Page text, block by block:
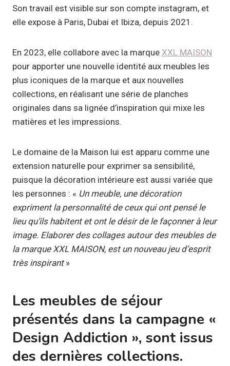
Son travail est visible sur son compte instagram, et
elle expose à Paris, Dubai et Ibiza, depuis 2021.
En 2023, elle collabore avec la marque XXL MAISON
pour apporter une nouvelle identité aux meubles les
plus iconiques de la marque et aux nouvelles
collections, en réalisant une série de planches
originales dans sa lignée d’inspiration qui mixe les
matières et les impressions.
Le domaine de la Maison lui est apparu comme une
extension naturelle pour exprimer sa sensibilité,
puisque la décoration intérieure est aussi variée que
les personnes : « Un meuble, une décoration
expriment la personnalité de ceux qui ont pensé le
lieu qu’ils habitent et ont le désir de le façonner à leur
image. Elaborer des collages autour des meubles de
la marque XXL MAISON, est un nouveau jeu d’esprit
très inspirant»
Les meubles de séjour
présentés dans la campagne «
Design Addiction », sont issus
des dernières collections.